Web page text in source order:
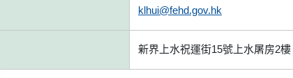
klhui@fehd.gov.hk
新界上水祝運街15號上水屠房2樓